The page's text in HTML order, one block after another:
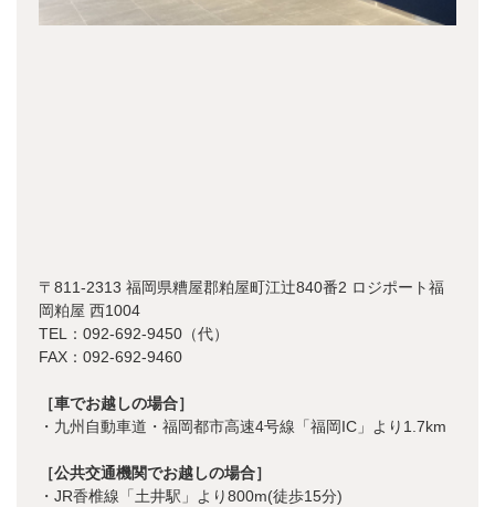
〒811-2313 福岡県糟屋郡粕屋町江辻840番2 ロジポート福
岡粕屋 西1004
TEL：092-692-9450（代）
FAX：092-692-9460
［車でお越しの場合］
・九州自動車道・福岡都市高速4号線「福岡IC」より1.7km
［公共交通機関でお越しの場合］
・JR香椎線「土井駅」より800m(徒歩15分)